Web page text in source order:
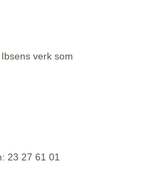
verk som
23 27 61 01